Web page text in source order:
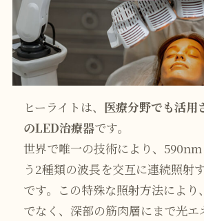
ヒーライトは、 医療分野でも活用
のLED治療器です。
世界で唯一の技術により、
う2種類の波長を交互に連続照射
です。この特殊な照射方法により
でなく、深部の筋肉層にまで光エ